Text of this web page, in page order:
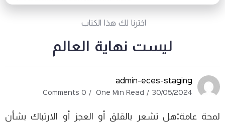
اخترنا لك هذا الكتاب
ليست نهاية العالم
admin-eces-staging
30/05/2024
One Min Read
0 Comments
لمحة عامة:هل تشعر بالقلق أو العجز أو الارتباك بشأن